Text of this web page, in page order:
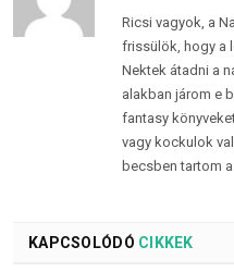
Ricsi vagyok, a
frissülök, hogy a
Nektek átadni a
alakban járom e
fantasy
vagy kockulok
becsben tartom
KAPCSOLÓDÓ CIKKEK